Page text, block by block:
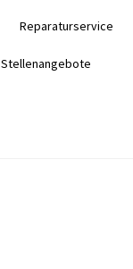
Reparaturservice
Stellenangebote